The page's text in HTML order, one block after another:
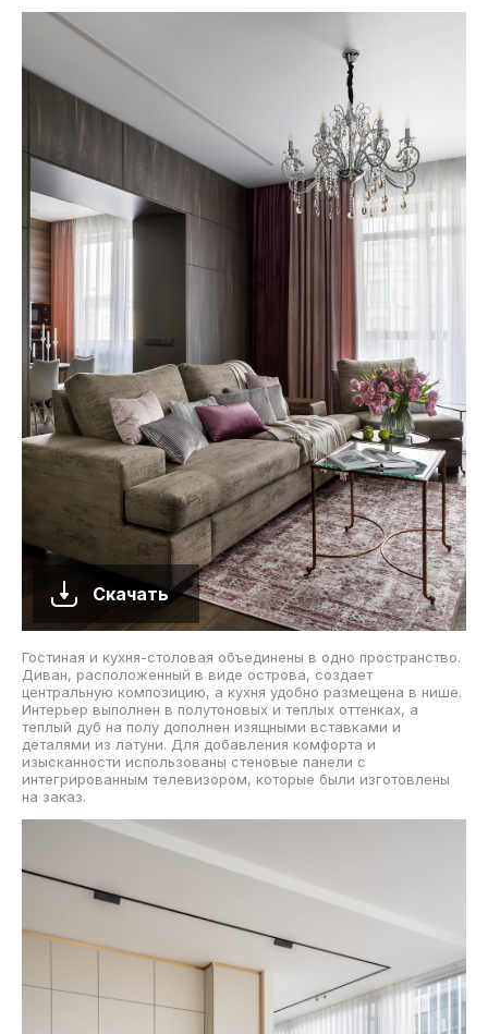
Скачать
Гостиная и кухня-столовая объединены в одно пространство.
Диван, расположенный в виде острова, создает
центральную композицию, а кухня удобно размещена в нише.
Интерьер выполнен в полутоновых и теплых оттенках, а
теплый дуб на полу дополнен изящными вставками и
деталями из латуни. Для добавления комфорта и
изысканности использованы стеновые панели с
интегрированным телевизором, которые были изготовлены
на заказ.